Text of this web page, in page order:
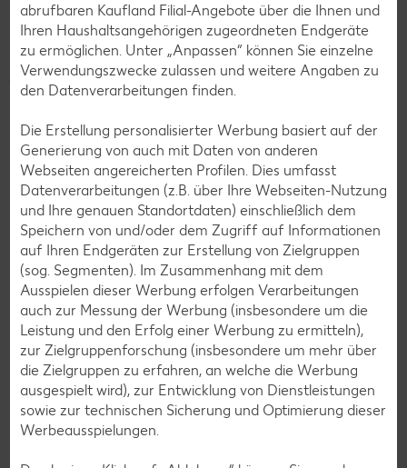
Jeder Cent zählt! Für deine Region.ist das neue
Filialspendenkonzept von Kaufland. Denn schon kleine
Beträge können Großes bewirken. Unsere Kunden können in
jeder unserer mehr als 780 Filialen in Deutschland beim
Bezahlen auf den nächsthöheren 10-Cent-Betrag
soziale Organisation aus ihrer Region zu unterstützen.
So stärken wir gemeinsam das gesellschaftliche
Engagement vor Ort – für eine nachhaltigere Zukunft
direkt vor der Haustür. Also, mitmachen!Denn jeder Cent
zählt!
Die Spenden aus deiner Filiale gehen
an:Hospiz Schöneberg-Steglitz
Mehr erfahren
abrufbaren Kaufland Filial-Angebote über die Ihnen und
Ihren Haushaltsangehörigen zugeordneten Endgeräte
zu ermöglichen. Unter „Anpassen“ können Sie einzelne
Verwendungszwecke zulassen und weitere Angaben zu
den Datenverarbeitungen finden.
Die Erstellung personalisierter Werbung basiert auf der
Generierung von auch mit Daten von anderen
Webseiten angereicherten Profilen. Dies umfasst
Datenverarbeitungen (z.B. über Ihre Webseiten-Nutzung
und Ihre genauen Standortdaten) einschließlich dem
Speichern von und/oder dem Zugriff auf Informationen
auf Ihren Endgeräten zur Erstellung von Zielgruppen
(sog. Segmenten). Im Zusammenhang mit dem
Ausspielen dieser Werbung erfolgen Verarbeitungen
auch zur Messung der Werbung (insbesondere um die
Leistung und den Erfolg einer Werbung zu ermitteln),
zur Zielgruppenforschung (insbesondere um mehr über
die Zielgruppen zu erfahren, an welche die Werbung
ausgespielt wird), zur Entwicklung von Dienstleistungen
sowie zur technischen Sicherung und Optimierung dieser
Werbeausspielungen.